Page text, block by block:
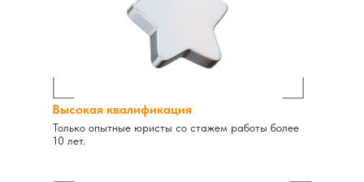
Высокая квалификация
Только опытные юристы со стажем работы более
10 лет.